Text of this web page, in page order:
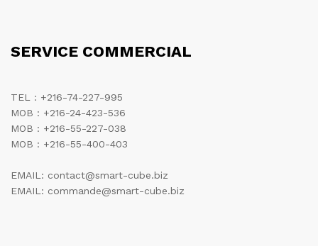
SERVICE COMMERCIAL
TEL : +216-74-227-995
MOB : +216-24-423-536
MOB : +216-55-227-038
MOB : +216-55-400-403
EMAIL: contact@smart-cube.biz
EMAIL: commande@smart-cube.biz